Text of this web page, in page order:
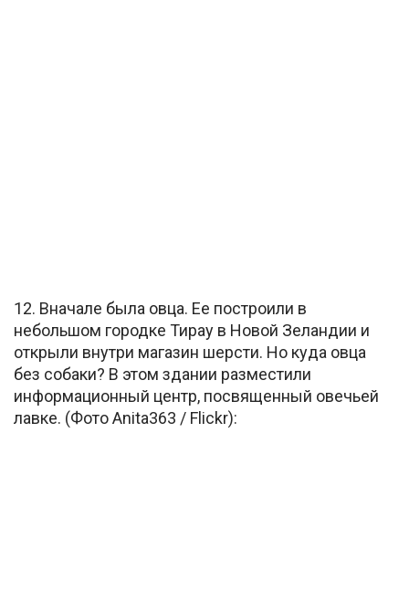
12. Вначале была овца. Ее построили в
небольшом городке Тирау в Новой Зеландии и
открыли внутри магазин шерсти. Но куда овца
без собаки? В этом здании разместили
информационный центр, посвященный овечьей
лавке. (Фото Anita363 / Flickr):